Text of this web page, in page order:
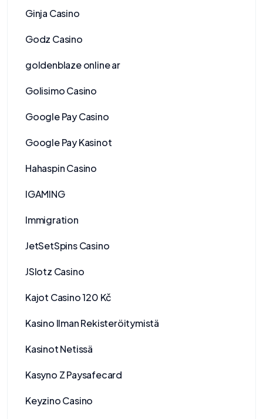
Ginja Casino
Godz Casino
goldenblaze online ar
Golisimo Casino
Google Pay Casino
Google Pay Kasinot
Hahaspin Casino
IGAMING
Immigration
JetSetSpins Casino
JSlotz Casino
Kajot Casino 120 Kč
Kasino Ilman Rekisteröitymistä
Kasinot Netissä
Kasyno Z Paysafecard
Keyzino Casino